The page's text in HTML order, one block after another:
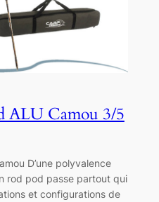
ALU Camou 3/5
D’une polyvalence
rod pod passe partout qui
et configurations de